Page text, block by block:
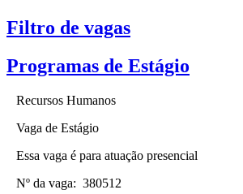
Filtro de vagas
Programas de Estágio
Recursos Humanos
Vaga de Estágio
Essa vaga é para atuação presencial
Nº da vaga: 380512